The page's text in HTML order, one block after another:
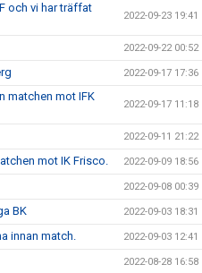
och vi har träffat
2022-09-23 19:41
2022-09-22 00:52
2022-09-17 17:36
matchen mot IFK
2022-09-17 11:18
2022-09-11 21:22
mot IK Frisco. 2022-09-09 18:56
2022-09-08 00:39
BK 2022-09-03 18:31
innan match. 2022-09-03 12:41
2022-08-28 16:58